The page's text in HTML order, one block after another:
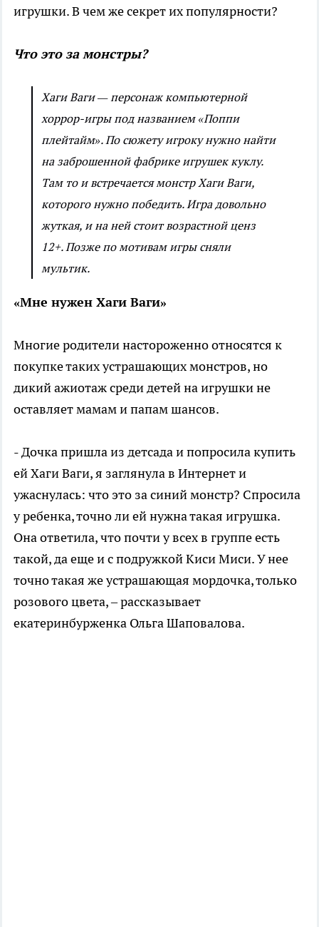
игрушки. В чем же секрет их популярности?
Что это за монстры?
Хаги Ваги — персонаж компьютерной
хоррор-игры под названием «Поппи
плейтайм». По сюжету игроку нужно найти
на заброшенной фабрике игрушек куклу.
Там то и встречается монстр Хаги Ваги,
которого нужно победить. Игра довольно
жуткая, и на ней стоит возрастной ценз
12+. Позже по мотивам игры сняли
мультик.
«Мне нужен Хаги Ваги»
Многие родители настороженно относятся к
покупке таких устрашающих монстров, но
дикий ажиотаж среди детей на игрушки не
оставляет мамам и папам шансов.
- Дочка пришла из детсада и попросила купить
ей Хаги Ваги, я заглянула в Интернет и
ужаснулась: что это за синий монстр? Спросила
у ребенка, точно ли ей нужна такая игрушка.
Она ответила, что почти у всех в группе есть
такой, да еще и с подружкой Киси Миси. У нее
точно такая же устрашающая мордочка, только
розового цвета, – рассказывает
екатеринбурженка Ольга Шаповалова.